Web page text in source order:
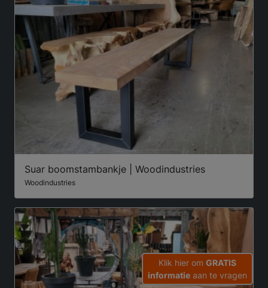
Suar boomstambankje | Woodindustries
Woodindustries
Klik hier om GRATIS
informatie aan te vragen